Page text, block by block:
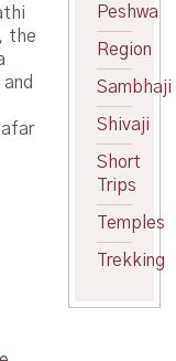
the
Peshwa
Region
Sambhaji
Shivaji
Short
Trips
Temples
Trekking